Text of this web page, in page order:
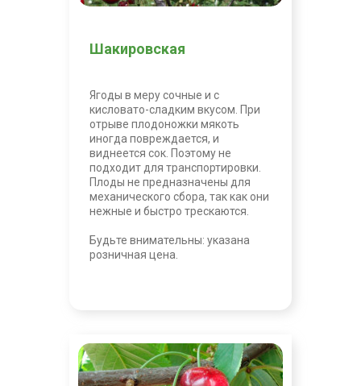
Шакировская
Ягоды в меру сочные и с
кисловато-сладким вкусом. При
отрыве плодоножки мякоть
иногда повреждается, и
виднеется сок. Поэтому не
подходит для транспортировки.
Плоды не предназначены для
механического сбора, так как они
нежные и быстро трескаются.
Будьте внимательны: указана
розничная цена.